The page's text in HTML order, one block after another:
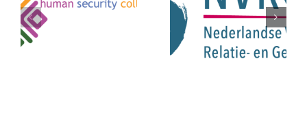
ledenonderzoek